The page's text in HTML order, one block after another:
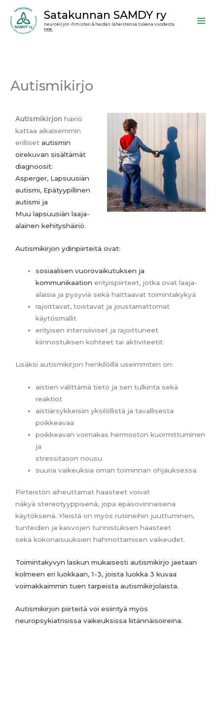
sisältöön
Satakunnan SAMDY ry
neurokirjon ihmisten & heidän läheistensä tukena vuodesta
1995
Autismikirjo
Autismikirjonhäiriö
kattaa aikaisemmin
erillisetautismin
oirekuvan sisältämät
diagnoosit:
Asperger, Lapsuusiän
autismi, Epätyypillinen
autismi ja
Muulapsuusiän laaja-
alainen kehityshäiriö.
Autismikirjon ydinpiirteitä ovat:
sosiaalisen vuorovaikutuksen ja
kommunikaationerityispiirteet, jotka ovat laaja-
alaisia ja pysyviä sekä haittaavat toimintakykyä
rajoittavat, toistavat ja joustamattomat
käytösmallit
erityisen intensiiviset ja rajoittuneet
kiinnostuksen kohteet tai aktiviteetit.
Lisäksi autismikirjon henkilöillä useimmiten on:
aistien välittämä tieto ja sen tulkinta sekä
reaktiot
aistiärsykkeisiin yksilöllistä ja tavallisesta
poikkeavaa
poikkeavan voimakas hermoston kuormittuminen
ja
stressitason nousu
suuria vaikeuksia oman toiminnan ohjauksessa.
Piirteistön aiheuttamat haasteet voivat
näkyä stereotyyppisenä, jopa epäsovinnaisena
käytöksenä. Yleistä on myös rutiineihin juuttuminen,
tunteiden ja kasvojen tunnistuksen haasteet
sekä kokonaisuuksien hahmottamisen vaikeudet.
Toimintakyvyn laskun mukaisesti autismikirjo jaetaan
kolmeen eri luokkaan, 1-3, joista luokka 3 kuvaa
voimakkaimmin tuen tarpeistaautismikirjolaista.
Autismikirjon piirteitä voi esiintyä myös
neuropsykiatrisissa vaikeuksissa liitännäisoireina.